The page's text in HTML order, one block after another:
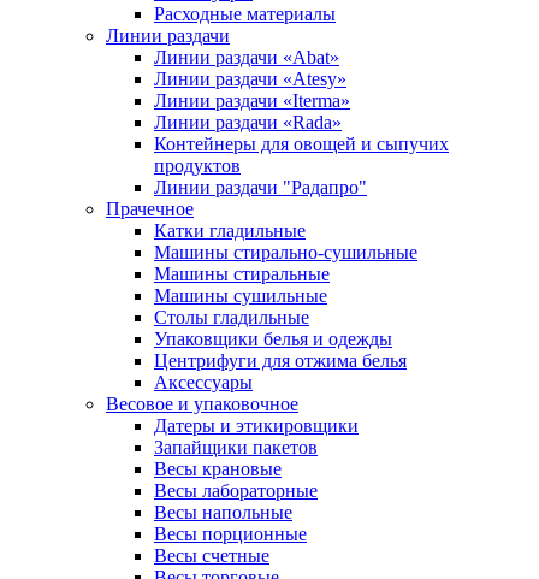
Расходные материалы
Линии раздачи
Линии раздачи «Abat»
Линии раздачи «Atesy»
Линии раздачи «Iterma»
Линии раздачи «Rada»
Контейнеры для овощей и сыпучих
продуктов
Линии раздачи "Радапро"
Прачечное
Катки гладильные
Машины стирально-сушильные
Машины стиральные
Машины сушильные
Столы гладильные
Упаковщики белья и одежды
Центрифуги для отжима белья
Аксессуары
Весовое и упаковочное
Датеры и этикировщики
Запайщики пакетов
Весы крановые
Весы лабораторные
Весы напольные
Весы порционные
Весы счетные